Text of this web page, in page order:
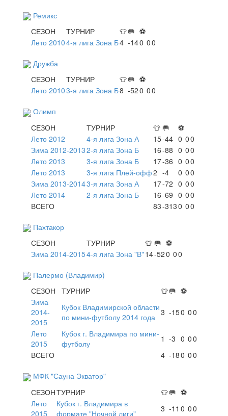
Ремикс
СЕЗОН
ТУРНИР 👕🥅 ⚽
Лето 20104-я лига Зона Б4 -140 00
Дружба
СЕЗОН
ТУРНИР 👕🥅 ⚽
Лето 20103-я лига Зона Б8 -520 00
Олимп
СЕЗОН
ТУРНИР 👕 🥅
⚽
Лето 2012
4-я лига Зона А 15-44 0 00
Зима 2012-20132-я лига Зона Б 16-88 0 00
Лето 2013
3-я лига Зона Б 17-36 0 00
Лето 2013
3-я лига Плей-офф2 -4 0 00
Зима 2013-20143-я лига Зона А 17-72 0 00
Лето 2014
2-я лига Зона Б 16-69 0 00
ВСЕГО
83-3130 00
Пахтакор
СЕЗОН
ТУРНИР 👕 🥅 ⚽
Зима 2014-20154-я лига Зона "В"14-520 00
Палермо (Владимир)
СЕЗОН
ТУРНИР 👕🥅 ⚽
Зима
2014-
2015
Кубок Владимирской области
по мини-футболу 2014 года 3 -150 00
Лето
2015
Кубок г. Владимира по мини-
футболу
1 -3 0 00
ВСЕГО
4 -180 00
МФК "Сауна Экватор"
СЕЗОНТУРНИР 👕🥅 ⚽
Лето
2015
Кубок г. Владимира в
формате "Ночной лиги"
3 -11 0 00